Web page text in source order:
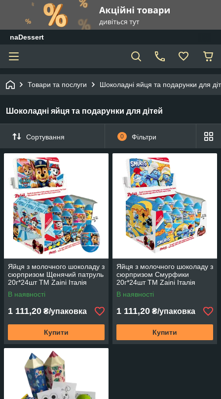
naDessert
Товари та послуги Шоколадні яйця та подарунки для
Шоколадні яйця та подарунки для дітей
Сортування 0 Фільтри
Яйця з молочного шоколаду з
сюрпризом Щенячий патруль
20г*24шт ТМ Zaini Італія
В наявності
1 111,20 ₴/упаковка
Купити
Яйця з молочного шоколаду з
сюрпризом Смурфики
20г*24шт ТМ Zaini Італія
В наявності
1 111,20 ₴/упаковка
Купити